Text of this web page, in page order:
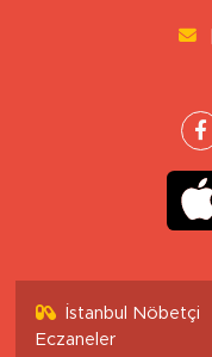
İstanbul Nöbetçi
Eczaneler